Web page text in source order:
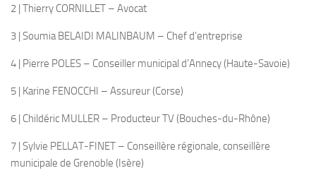
2 | Thierry CORNILLET – Avocat
3 | Soumia BELAIDI MALINBAUM – Chef d’entreprise
4 | Pierre POLES – Conseiller municipal d’Annecy (Haute-Savoie)
5 | Karine FENOCCHI – Assureur (Corse)
6 | Childéric MULLER – Producteur TV (Bouches-du-Rhône)
7 | Sylvie PELLAT-FINET – Conseillère régionale, conseillère
municipale de Grenoble (Isère)